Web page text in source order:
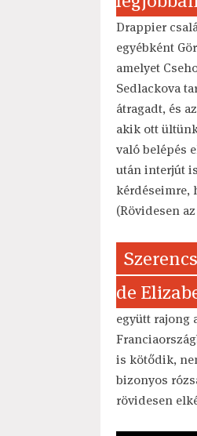
Drappier
egyébként
amelyet
Sedlackova
átragadt, és
akik ott
való belépés
után interjút
kérdéseimre,
(Rövidesen
de
együtt rajong
is kötődik,
bizonyos
rövidesen